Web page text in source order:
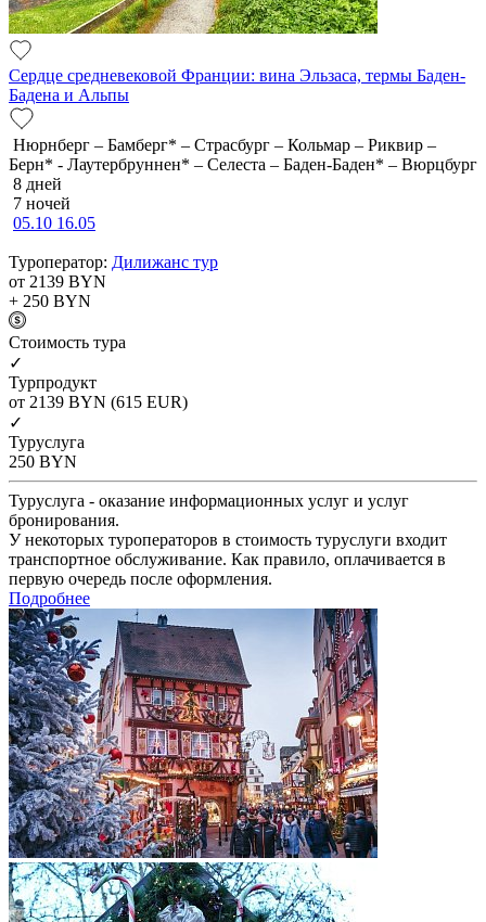
Сердце средневековой Франции: вина Эльзаса, термы Баден-
Бадена и Альпы
Нюрнберг – Бамберг* – Страсбург – Кольмар – Риквир –
Берн* - Лаутербруннен* – Селеста – Баден-Баден* – Вюрцбург
8 дней
7 ночей
05.10 16.05
Туроператор: Дилижанс тур
от 2139 BYN
+ 250 BYN
Cтоимость тура
✓
Турпродукт
от 2139 BYN (615 EUR)
✓
Туруслуга
250 BYN
Туруслуга - оказание информационных услуг и услуг
бронирования.
У некоторых туроператоров в стоимость туруслуги входит
транспортное обслуживание. Как правило, оплачивается в
первую очередь после оформления.
Подробнее